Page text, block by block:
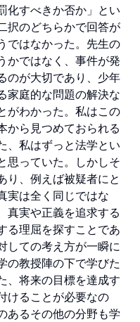
化すべきか否か」とい
択のどちらかで回答が
ではなかった。先生の
かではなく、事件が発
のが大切であり、少年
家庭的な問題の解決な
がわかった。私はこの
から見つめておられる
、私はずっと法学とい
思っていた。しかしそ
り、例えば被疑者にと
実は全く同じではな
真実や正義を追求する
る理屈を探すことであ
しての考え方が一瞬に
の教授陣の下で学びた
、将来の目標を達成す
けることが必要なの
あるその他の分野も学